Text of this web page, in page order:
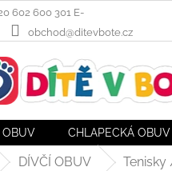
602 600 301 E-
obchod@ditevbote.cz
OBUV CHLAPECKÁ OBUV
DÍVČÍ OBUV